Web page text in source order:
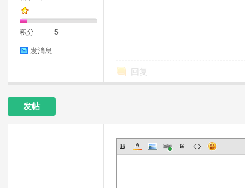
积分 5
发消息
回复
发帖